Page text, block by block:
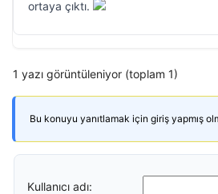
ortaya çıktı.
1 yazı görüntüleniyor (toplam 1)
Bu konuyu yanıtlamak için giriş yapmış
Kullanıcı adı: